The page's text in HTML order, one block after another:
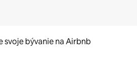
svoje bývanie na Airbnb